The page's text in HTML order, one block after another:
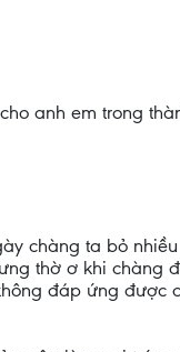
anh em trong
chàng ta bỏ nhiều
thờ ơ khi chàng
đáp ứng được